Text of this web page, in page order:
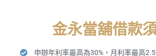
金永當舖借款
申辦年利率最高為30%，月利率最高